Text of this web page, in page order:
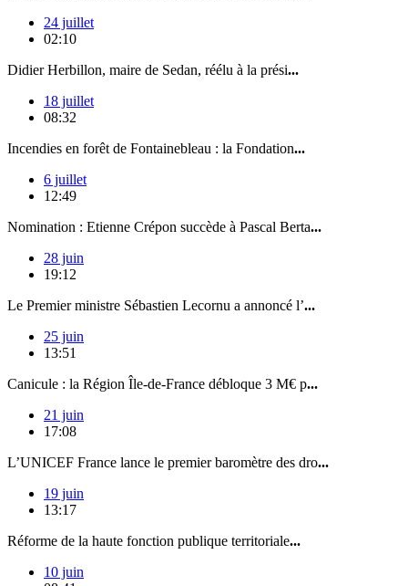
24 juillet
02:10
Didier Herbillon, maire de Sedan, réélu à la prési...
18 juillet
08:32
Incendies en forêt de Fontainebleau : la Fondation...
6 juillet
12:49
Nomination : Etienne Crépon succède à Pascal Berta...
28 juin
19:12
Le Premier ministre Sébastien Lecornu a annoncé l’...
25 juin
13:51
Canicule : la Région Île-de-France débloque 3 M€ p...
21 juin
17:08
L’UNICEF France lance le premier baromètre des dro...
19 juin
13:17
Réforme de la haute fonction publique territoriale...
10 juin